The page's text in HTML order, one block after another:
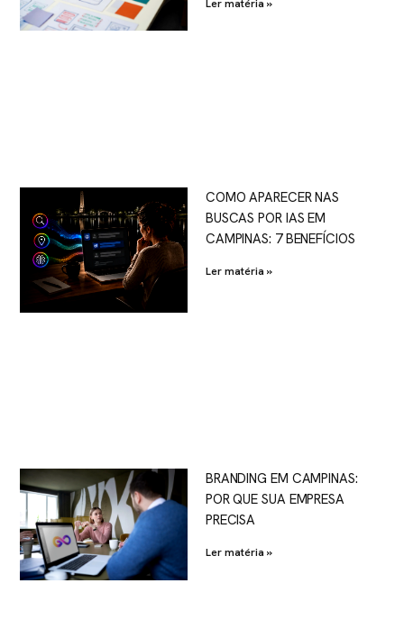
Ler matéria »
COMO APARECER NAS
BUSCAS POR IAS EM
CAMPINAS: 7 BENEFÍCIOS
Ler matéria »
BRANDING EM CAMPINAS:
POR QUE SUA EMPRESA
PRECISA
Ler matéria »